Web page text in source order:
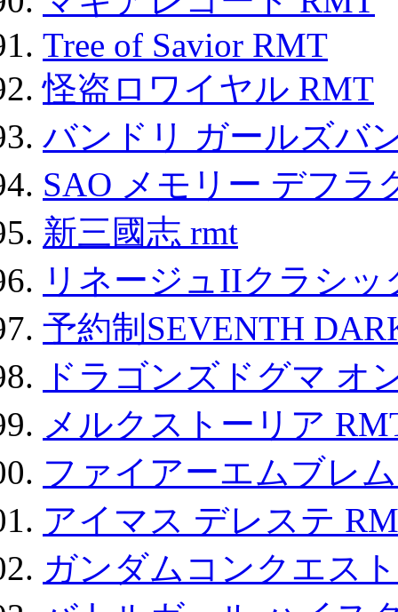
Tree of Savior RMT
怪盗ロワイヤル RMT
バンドリ ガールズバ
SAO メモリー デフラ
新三國志 rmt
リネージュIIクラシ
予約制SEVENTH
ドラゴンズドグマ オ
メルクストーリア
ファイアーエムブレ
アイマス デレステ
ガンダムコンクエスト